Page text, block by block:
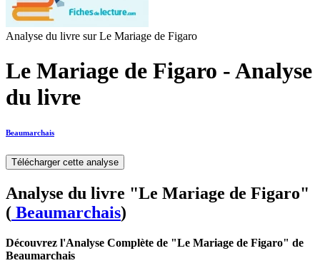
Analyse du livre sur Le Mariage de Figaro
Le Mariage de Figaro - Analyse
du livre
Beaumarchais
Télécharger cette analyse
Analyse du livre "Le Mariage de Figaro"
( Beaumarchais)
Découvrez l'Analyse Complète de "Le Mariage de Figaro" de
Beaumarchais